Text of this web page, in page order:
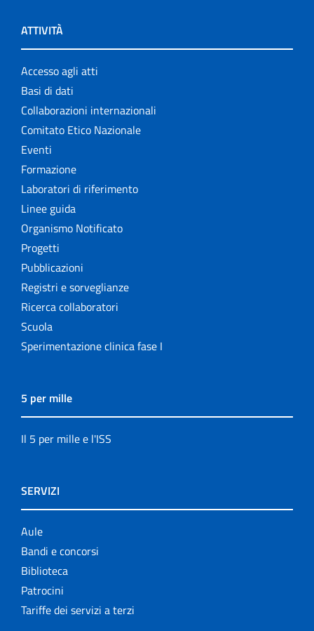
ATTIVITÀ
Accesso agli atti
Basi di dati
Collaborazioni internazionali
Comitato Etico Nazionale
Eventi
Formazione
Laboratori di riferimento
Linee guida
Organismo Notificato
Progetti
Pubblicazioni
Registri e sorveglianze
Ricerca collaboratori
Scuola
Sperimentazione clinica fase I
5 per mille
Il 5 per mille e l'ISS
SERVIZI
Aule
Bandi e concorsi
Biblioteca
Patrocini
Tariffe dei servizi a terzi